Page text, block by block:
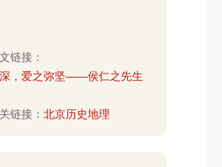
链接：
，爱之弥坚——侯仁之先生
链接： 北京历史地理